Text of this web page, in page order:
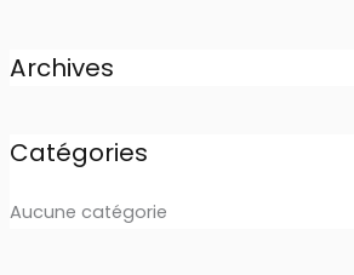
Archives
Catégories
Aucune catégorie